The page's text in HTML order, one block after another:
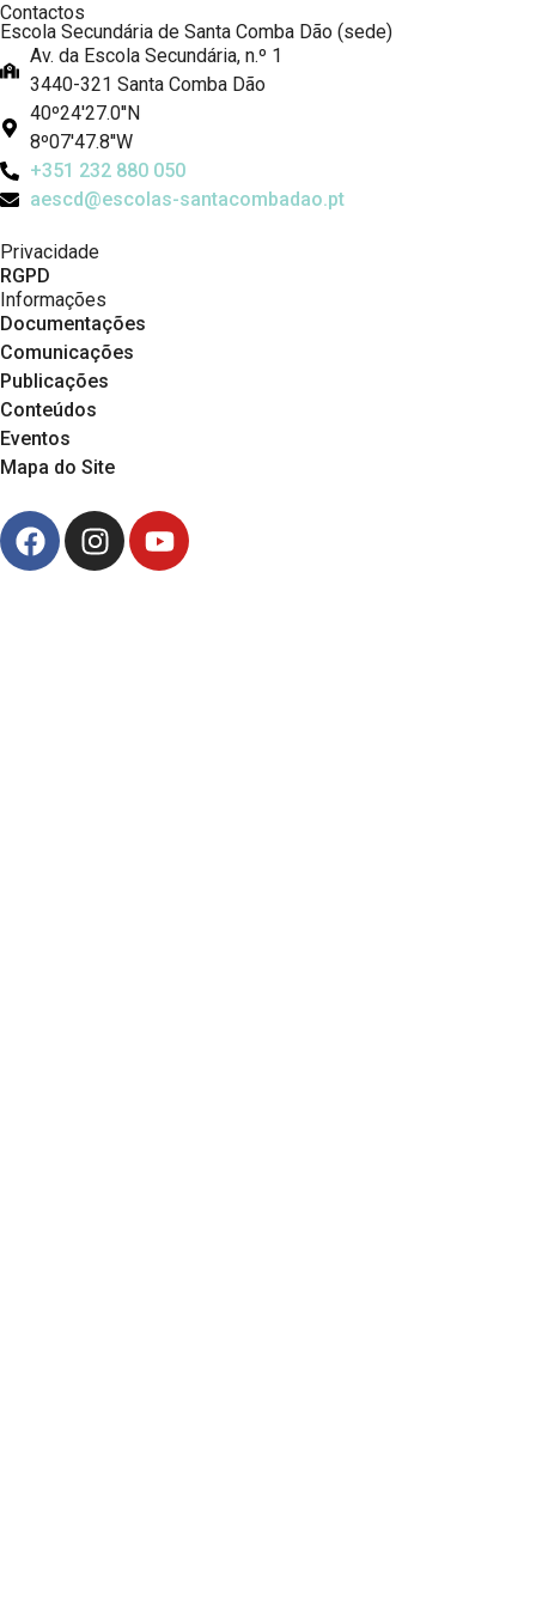
Contactos
Escola Secundária de Santa Comba Dão (sede)
Av. da Escola Secundária, n.º 1
3440-321 Santa Comba Dão
40º24'27.0''N
8º07'47.8''W
+351 232 880 050
aescd@escolas-santacombadao.pt
Privacidade
RGPD
Informações
Documentações
Comunicações
Publicações
Conteúdos
Eventos
Mapa do Site